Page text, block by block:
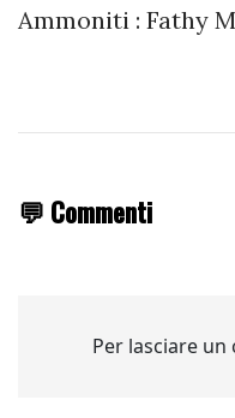
Ammoniti : Fathy
💬 Commenti